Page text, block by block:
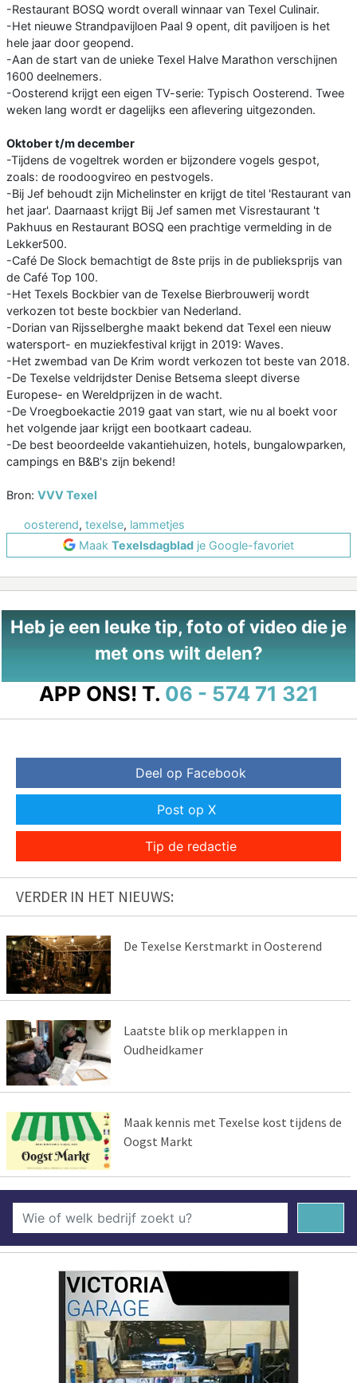
-Restaurant BOSQ wordt overall winnaar van Texel Culinair.
-Het nieuwe Strandpavijloen Paal 9 opent, dit paviljoen is het
hele jaar door geopend.
-Aan de start van de unieke Texel Halve Marathon verschijnen
1600 deelnemers.
-Oosterend krijgt een eigen TV-serie: Typisch Oosterend. Twee
weken lang wordt er dagelijks een aflevering uitgezonden.
Oktober t/m december
-Tijdens de vogeltrek worden er bijzondere vogels gespot,
zoals: de roodoogvireo en pestvogels.
-Bij Jef behoudt zijn Michelinster en krijgt de titel 'Restaurant van
het jaar'. Daarnaast krijgt Bij Jef samen met Visrestaurant 't
Pakhuus en Restaurant BOSQ een prachtige vermelding in de
Lekker500.
-Café De Slock bemachtigt de 8ste prijs in de publieksprijs van
de Café Top 100.
-Het Texels Bockbier van de Texelse Bierbrouwerij wordt
verkozen tot beste bockbier van Nederland.
-Dorian van Rijsselberghe maakt bekend dat Texel een nieuw
watersport- en muziekfestival krijgt in 2019: Waves.
-Het zwembad van De Krim wordt verkozen tot beste van 2018.
-De Texelse veldrijdster Denise Betsema sleept diverse
Europese- en Wereldprijzen in de wacht.
-De Vroegboekactie 2019 gaat van start, wie nu al boekt voor
het volgende jaar krijgt een bootkaart cadeau.
-De best beoordeelde vakantiehuizen, hotels, bungalowparken,
campings en B&B's zijn bekend!
Bron: VVV Texel
oosterend, texelse, lammetjes
Maak Texelsdagblad je Google-favoriet
Heb je een leuke tip, foto of video die je
met ons wilt delen?
APP ONS! T. 06 - 574 71 321
Deel op Facebook
Post op X
Tip de redactie
VERDER IN HET NIEUWS:
De Texelse Kerstmarkt in Oosterend
Laatste blik op merklappen in
Oudheidkamer
Maak kennis met Texelse kost tijdens de
Oogst Markt